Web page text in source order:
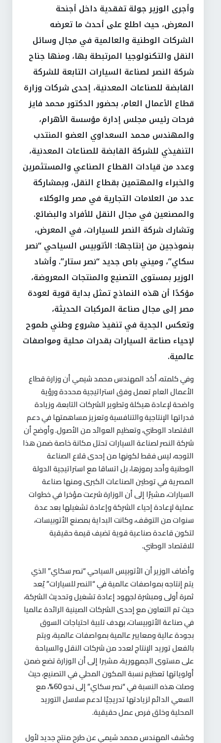
وأجرى الوزير جولة تفقدية داخل أجنحة
المعرض، حيث اطلع على أحدث ما تعرضه
الشركات الوطنية والعالمية في مجال وسائل
النقل والتكنولوجيا المرتبطة بها، ومنها جناح
شركة النصر لصناعة السيارات التابعة للشركة
القابضة للصناعات المعدنية، إحدى شركات وزارة
قطاع الأعمال العام، بحضور الدكتور محمد فايز
فرحات رئيس مجلس إدارة مؤسسة الأهرام،
والمهندس محمد السعداوي العضو المنتدب
التنفيذي للشركة القابضة للصناعات المعدنية،
وعدد من قيادات القطاع الصناعي والمستثمرين
والخبراء والمهتمين بقطاع النقل، وبمشاركة
عدد من العلامات التجارية في مصر والوكلاء
والمصنعين في مجال النقل للأفراد والبضائع.
وتشارك شركة النصر للسيارات، في المعرض،
بنموذجين من إنتاجها: الأتوبيس السياحي “نصر
سكاي”، وميني باص جديد “نصر ستار”. وأشاد
الوزير بمستوى التصنيع والمنتجات المعروضة،
مؤكدًا أن هذه النماذج تمثل بداية قوية لعودة
مصر إلى مجال صناعة المركبات الحديثة،
وتعكس الجدية في تنفيذ مشروع وطني طموح
لإحياء صناعة السيارات بقدرات محلية ومواصفات
عالمية.
وفي كلمته، أكد المهندس محمد شيمي أن وزارة قطاع
الأعمال العام تعمل وفق استراتيجية محددة ورؤية
واضحة لإعادة هيكلة وتطوير الشركات التابعة، وزيادة
قدراتها الإنتاجية والتنافسية وتعزيز مساهمتها في دعم
الاقتصاد الوطني، وتعظيم العوائد من الأصول. وأوضح أن
شركة النصر لصناعة السيارات تحتل مكانة خاصة ضمن هذا
التوجه، ليس فقط لكونها من إحدى قلاع الصناعة
الوطنية وأحد رموزها، بل اتساقا مع استراتيجية الدولة
المصرية في توطين الصناعات الكبرى ومنها صناعة
السيارات، مشيرًا إلى أن الوزارة شرعت مؤخرا في خطوات
عملية لإعادة إحياء الشركة وإعادة تشغيلها بعد عدة
سنوات من التوقف، وكانت البداية بمصنع الأتوبيسات،
لتكون قاعدة صناعية قوية تضيف قيمة حقيقية
للاقتصاد الوطني.
وأضاف الوزير أن الأتوبيس السياحي “نصر سكاي” الذي
يتم إنتاجه بمواصفات عالمية في “النصر للسيارات” يُعد
ثمرة أولى ومبشرة لجهود إعادة تشغيل وتحديث الشركة،
حيث تم التعاون مع إحدى الشركات الصينية الرائدة عالميا
في صناعة الأتوبيسات، بهدف تلبية احتياجات السوق
بجودة عالية ومعايير عالمية بمواصفات عالمية، ويتم
بالفعل توريد الإنتاج لعدد من شركات النقل والسياحة
على مستوى الجمهورية، مشيرا إلى أن الوزارة تضع ضمن
أولوياتها تعظيم نسبة المكون المحلي في التصنيع، حيث
وصلت هذه النسبة في “نصر سكاي” إلى نحو 60%، مع
السعي الدائم لزيادتها تدريجيًا لدعم سلاسل التوريد
المحلية وخلق فرص عمل حقيقية.
وكشف المهندس محمد شيمي عن طرح منتج جديد لأول